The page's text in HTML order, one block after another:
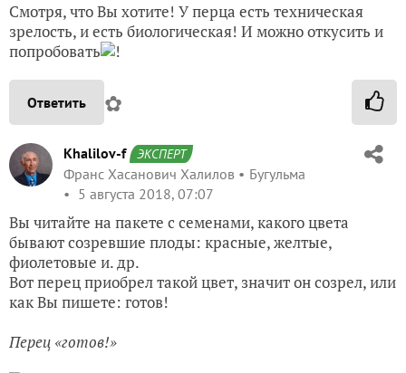
Смотря, что Вы хотите! У перца есть техническая
зрелость, и есть биологическая! И можно откусить и
попробовать
!
Ответить ✿
Khalilov-f ЭКСПЕРТ
Франс Хасанович Халилов
Бугульма
5 августа 2018, 07:07
Вы читайте на пакете с семенами, какого цвета
бывают созревшие плоды: красные, желтые,
фиолетовые и. др.
Вот перец приобрел такой цвет, значит он созрел, или
как Вы пишете: готов!
Перец «готов!»